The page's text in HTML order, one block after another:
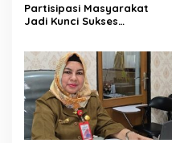
Partisipasi Masyarakat
Jadi Kunci Sukses